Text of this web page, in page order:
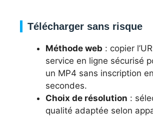
Télécharger sans risque
Méthode web : copier
service en ligne sécurisé
un MP4 sans inscription
secondes.
Choix de résolution :
qualité adaptée selon